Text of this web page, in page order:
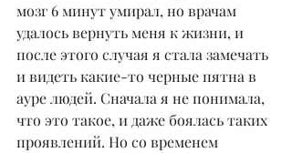
мозг 6 минут умирал, но врачам
удалось вернуть меня к жизни, и
после этого случая я стала замечать
и видеть какие-то черные пятна в
ауре людей. Сначала я не понимала,
что это такое, и даже боялась таких
проявлений. Но со временем